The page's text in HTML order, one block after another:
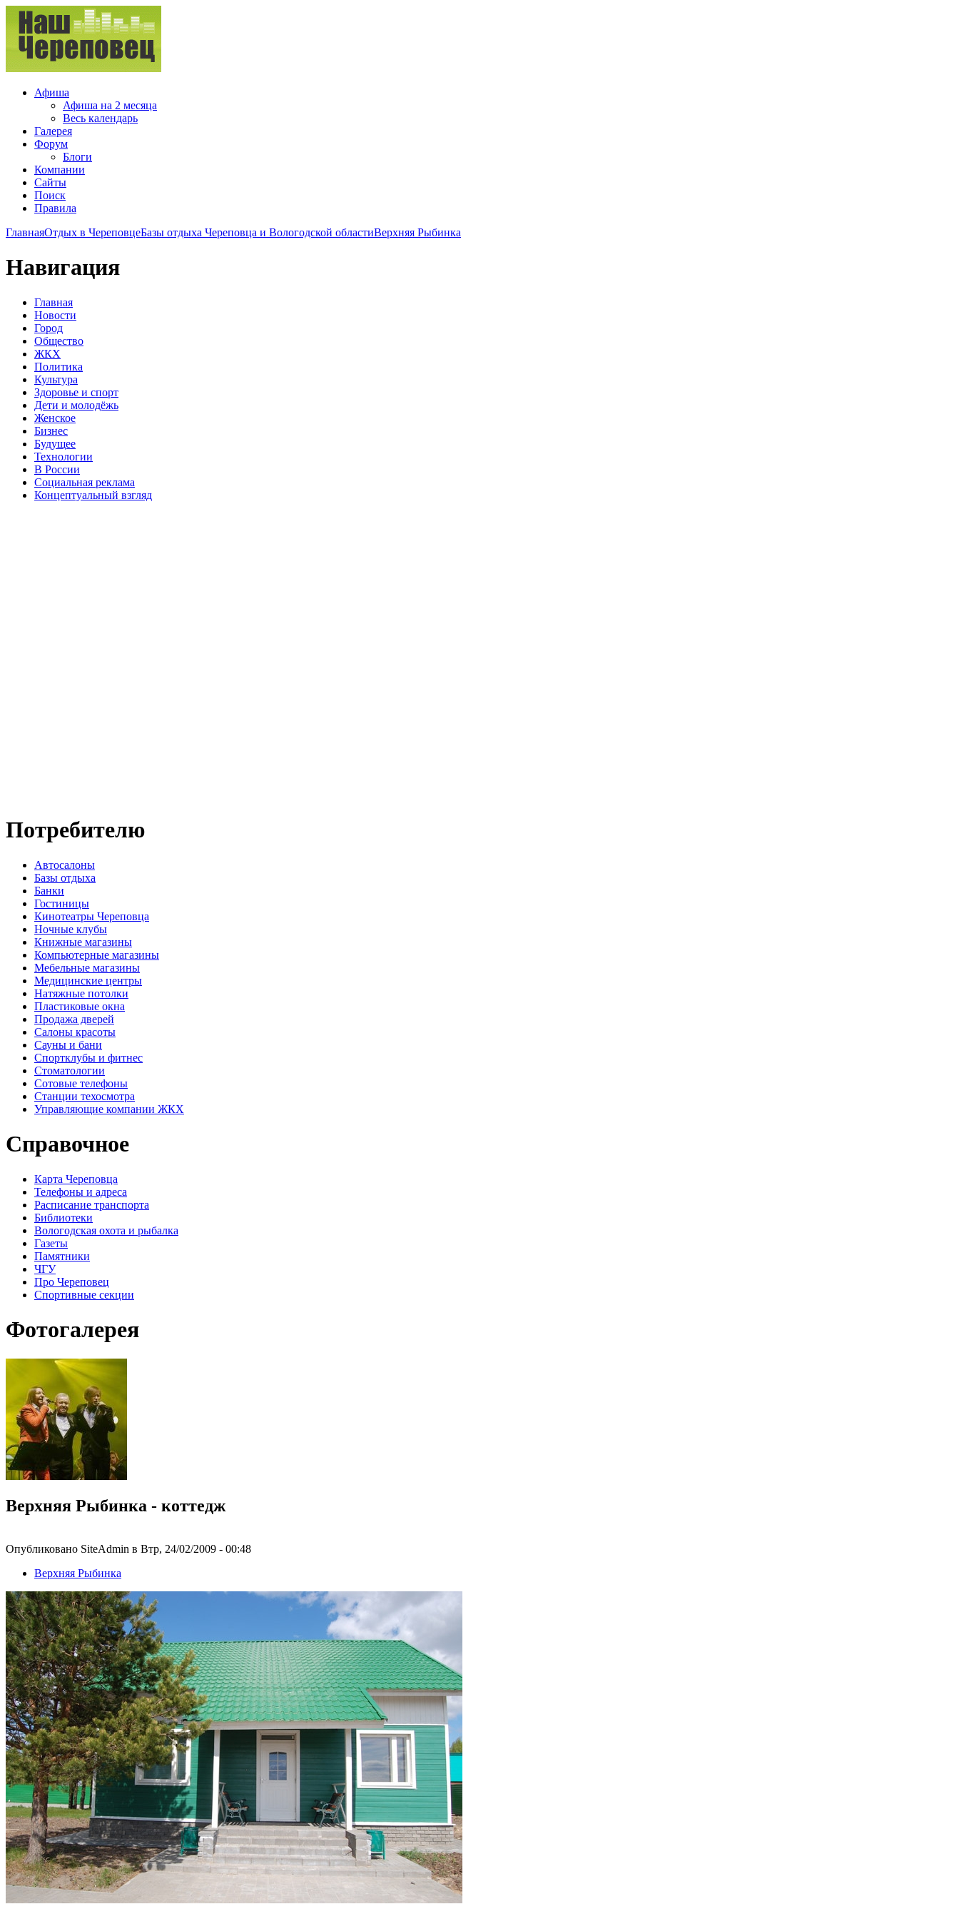
Афиша
Афиша на 2 месяца
Весь календарь
Галерея
Форум
Блоги
Компании
Сайты
Поиск
Правила
ГлавнаяОтдых в ЧереповцеБазы отдыха Череповца и Вологодской областиВерхняя Рыбинка
Навигация
Главная
Новости
Город
Общество
ЖКХ
Политика
Культура
Здоровье и спорт
Дети и молодёжь
Женское
Бизнес
Будущее
Технологии
В России
Социальная реклама
Концептуальный взгляд
Потребителю
Автосалоны
Базы отдыха
Банки
Гостиницы
Кинотеатры Череповца
Ночные клубы
Книжные магазины
Компьютерные магазины
Мебельные магазины
Медицинские центры
Натяжные потолки
Пластиковые окна
Продажа дверей
Салоны красоты
Сауны и бани
Спортклубы и фитнес
Стоматологии
Сотовые телефоны
Станции техосмотра
Управляющие компании ЖКХ
Справочное
Карта Череповца
Телефоны и адреса
Расписание транспорта
Библиотеки
Вологодская охота и рыбалка
Газеты
Памятники
ЧГУ
Про Череповец
Спортивные секции
Фотогалерея
Верхняя Рыбинка - коттедж
Опубликовано SiteAdmin в Втр, 24/02/2009 - 00:48
Верхняя Рыбинка